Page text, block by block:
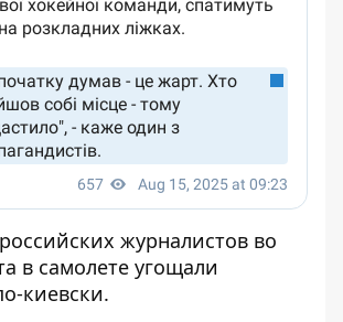
журналистов во
в самолете угощали
киевски.